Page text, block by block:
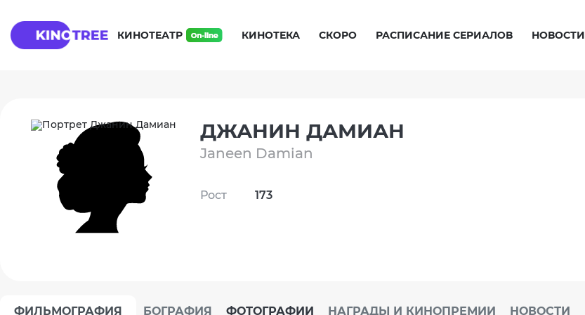
КИНОТЕАТР КИНОТЕКА СКОРО РАСПИСАНИЕ СЕРИАЛОВ НОВОСТИ
ДЖАНИН ДАМИАН
Janeen Damian
Рост 173
ФИЛЬМОГРАФИЯ БОГРАФИЯ ФОТОГРАФИИ НАГРАДЫ И КИНОПРЕМИИ НОВОСТИ